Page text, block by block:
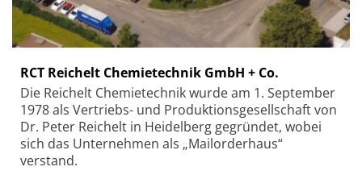
RCT Reichelt Chemietechnik GmbH + Co.
Die Reichelt Chemietechnik wurde am 1. September
1978 als Vertriebs- und Produktionsgesellschaft von
Dr. Peter Reichelt in Heidelberg gegründet, wobei
sich das Unternehmen als „Mailorderhaus“
verstand.